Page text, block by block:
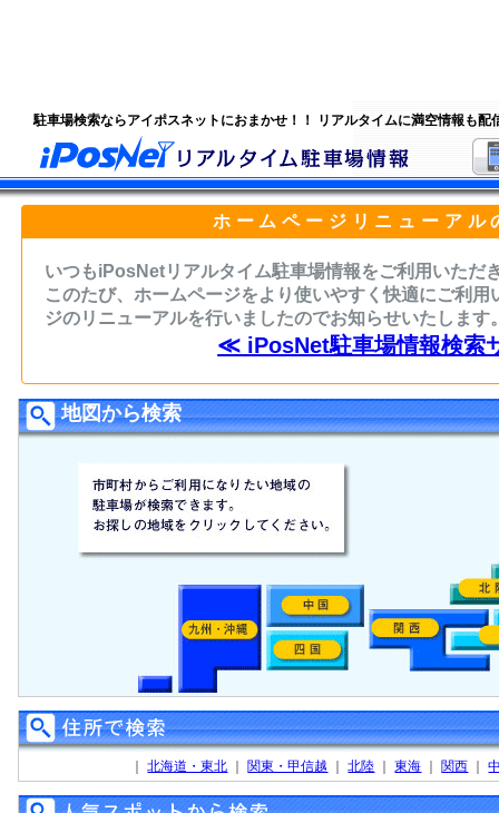
駐車場検索ならアイポスネットにおまかせ！！ リアルタイムに満空情報も配
ホームページリニューアル
いつもiPosNetリアルタイム駐車場情報をご利用いただ
このたび、ホームページをより使いやすく快適にご利
ジのリニューアルを行いましたのでお知らせいたします
≪ iPosNet駐車場情報検索
地図から検索
｜北海道・東北 関東・甲信越 ｜北陸 ｜東海 関西 ｜